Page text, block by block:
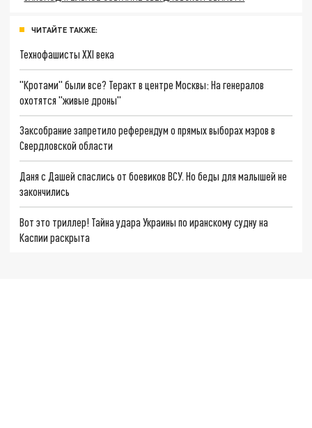
ЧИТАЙТЕ ТАКЖЕ:
Технофашисты XXI века
"Кротами" были все? Теракт в центре Москвы: На генералов
охотятся "живые дроны"
Заксобрание запретило референдум о прямых выборах мэров в
Свердловской области
Даня с Дашей спаслись от боевиков ВСУ. Но беды для малышей не
закончились
Вот это триллер! Тайна удара Украины по иранскому судну на
Каспии раскрыта